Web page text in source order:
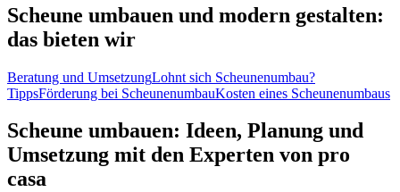
Scheune umbauen und modern gestalten:
das bieten wir
Beratung und UmsetzungLohnt sich Scheunenumbau?
TippsFörderung bei ScheunenumbauKosten eines Scheunenumbaus
Scheune umbauen: Ideen, Planung und
Umsetzung mit den Experten von pro
casa